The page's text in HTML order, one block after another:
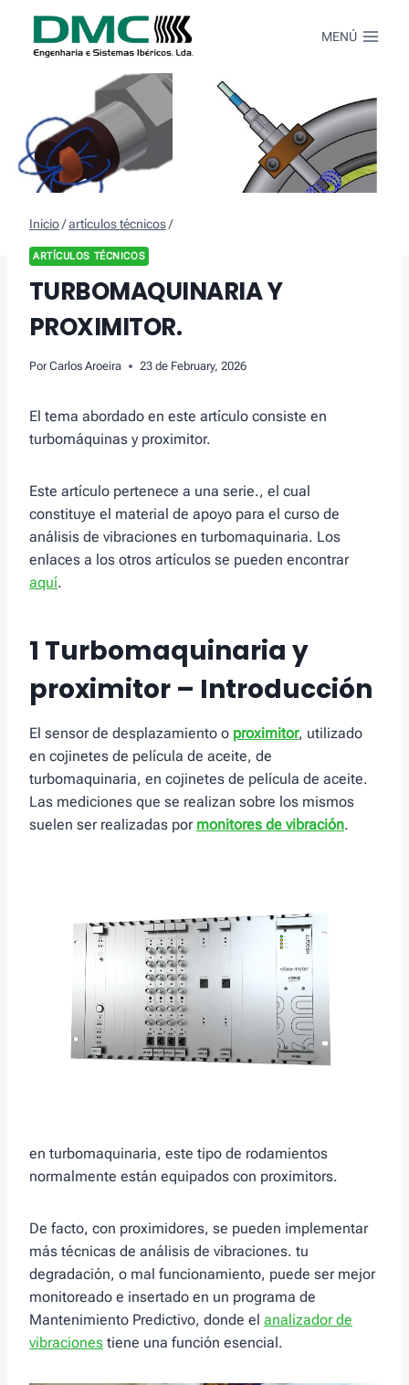
Contenido
MENÚ
Inicio/artículos técnicos/
ARTÍCULOS TÉCNICOS
TURBOMAQUINARIA Y
PROXIMITOR.
Por Carlos Aroeira 23 de February, 2026
El tema abordado en este artículo consiste en
turbomáquinas y proximitor.
Este artículo pertenece a una serie., el cual
constituye el material de apoyo para el curso de
análisis de vibraciones en turbomaquinaria. Los
enlaces a los otros artículos se pueden encontrar
aquí.
1 Turbomaquinaria y
proximitor – Introducción
El sensor de desplazamiento o proximitor, utilizado
en cojinetes de película de aceite, de
turbomaquinaria, en cojinetes de película de aceite.
Las mediciones que se realizan sobre los mismos
suelen ser realizadas por monitores de vibración.
en turbomaquinaria, este tipo de rodamientos
normalmente están equipados con proximitors.
De facto, con proximidores, se pueden implementar
más técnicas de análisis de vibraciones. tu
degradación, o mal funcionamiento, puede ser mejor
monitoreado e insertado en un programa de
Mantenimiento Predictivo, donde el analizador de
vibraciones tiene una función esencial.